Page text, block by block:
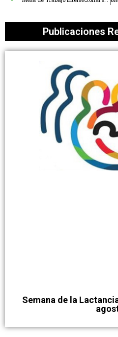
Publicaciones
Semana de la